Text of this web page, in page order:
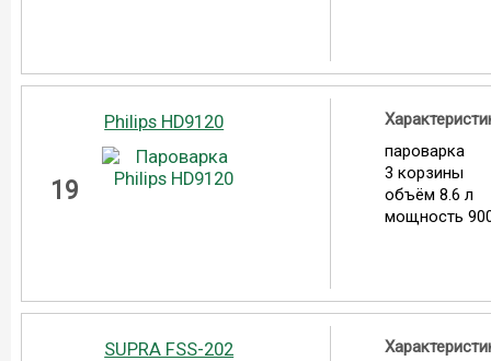
19
Philips HD9120
пароварка
3 корзины
объём 8.6 л
мощность
SUPRA FSS-202